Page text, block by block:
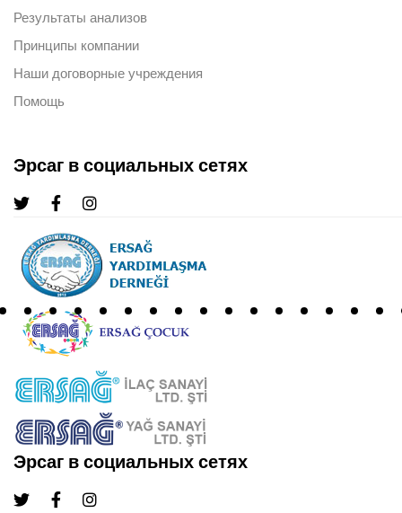
Результаты анализов
Принципы компании
Наши договорные учреждения
Помощь
Эрсаг в социальных сетях
Эрсаг в социальных сетях